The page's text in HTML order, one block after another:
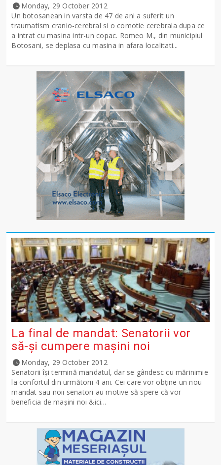
Monday, 29 October 2012
Un botosanean in varsta de 47 de ani a suferit un
traumatism cranio-cerebral si o comotie cerebrala dupa ce
a intrat cu masina intr-un copac. Romeo M., din municipiul
Botosani, se deplasa cu masina in afara localitati...
La final de mandat: Senatorii vor
să-şi cumpere maşini noi
Monday, 29 October 2012
Senatorii îşi termină mandatul, dar se gândesc cu mărinimie
la confortul din următorii 4 ani. Cei care vor obţine un nou
mandat sau noii senatori au motive să spere că vor
beneficia de maşini noi &ici...